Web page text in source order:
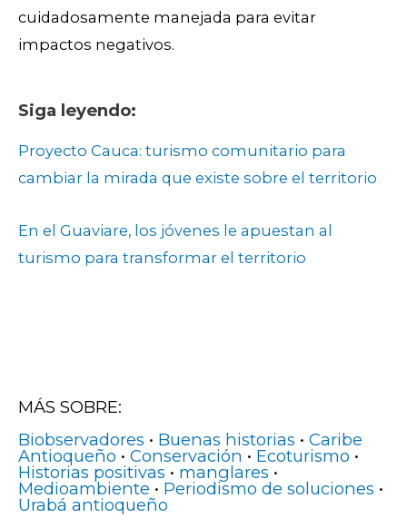
cuidadosamente manejada para evitar
impactos negativos.
Siga leyendo:
Proyecto Cauca: turismo comunitario para
cambiar la mirada que existe sobre el territorio
En el Guaviare, los jóvenes le apuestan al
turismo para transformar el territorio
MÁS SOBRE:
Biobservadores • Buenas historias • Caribe
Antioqueño • Conservación • Ecoturismo •
Historias positivas • manglares •
Medioambiente • Periodismo de soluciones •
Urabá antioqueño